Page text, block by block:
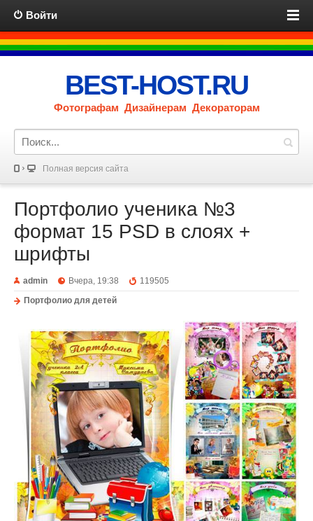
Войти
BEST-HOST.RU
Фотографам Дизайнерам Декораторам
Полная версия сайта
Портфолио ученика №3
формат 15 PSD в слоях +
шрифты
admin Вчера, 19:38
119505
Портфолио для детей